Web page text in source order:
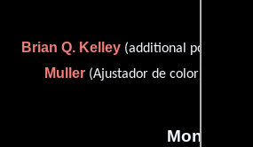
Brian Q. Kelley (additional post-
Muller(Ajustador de color) y
Montaje